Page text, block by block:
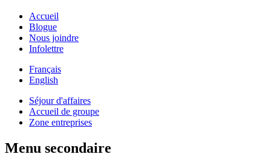
Accueil
Blogue
Nous joindre
Infolettre
Français
English
Séjour d'affaires
Accueil de groupe
Zone entreprises
Menu secondaire